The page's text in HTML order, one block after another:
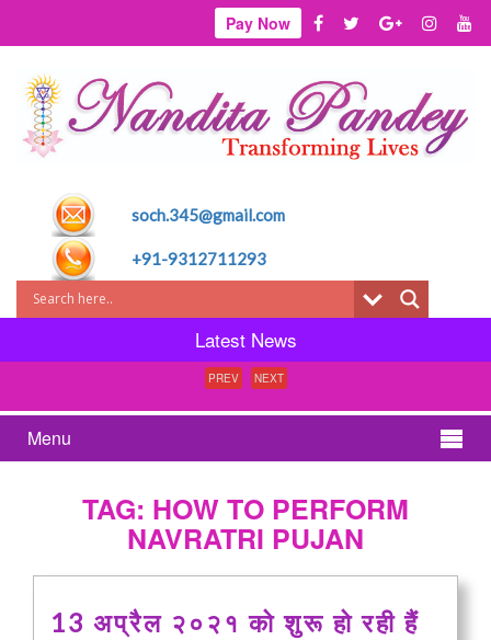
Pay Now
soch.345@gmail.com
+91-9312711293
Latest News
PREV NEXT
Menu
TAG: HOW TO PERFORM
NAVRATRI PUJAN
13 अप्रैल २०२१ को शुरू हो रही हैं